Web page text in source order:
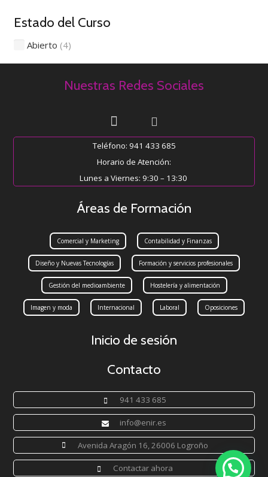
Estado del Curso
Abierto (4)
Nuestras Redes Sociales
Teléfono: 941 433 685
Horario de Atención:
Lunes a Viernes: 9:30 – 13:30
Áreas de Formación
Comercial y Marketing Contabilidad y Finanzas
Diseño y Nuevas Tecnologías Formación y servicios profesionales
Gestión del medioambiente Hostelería y alimentación
Imagen y moda Internacional Laboral Oposiciones
Inicio de sesión
Contacto
941 433 685
info@enir.es
Avenida Aragón 16, 26006 Logroño
Contactar ahora